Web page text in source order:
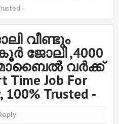
-
വീണ്ടും
ജോലി ,4000
വർക്ക്
Time Job For
100% Trusted -